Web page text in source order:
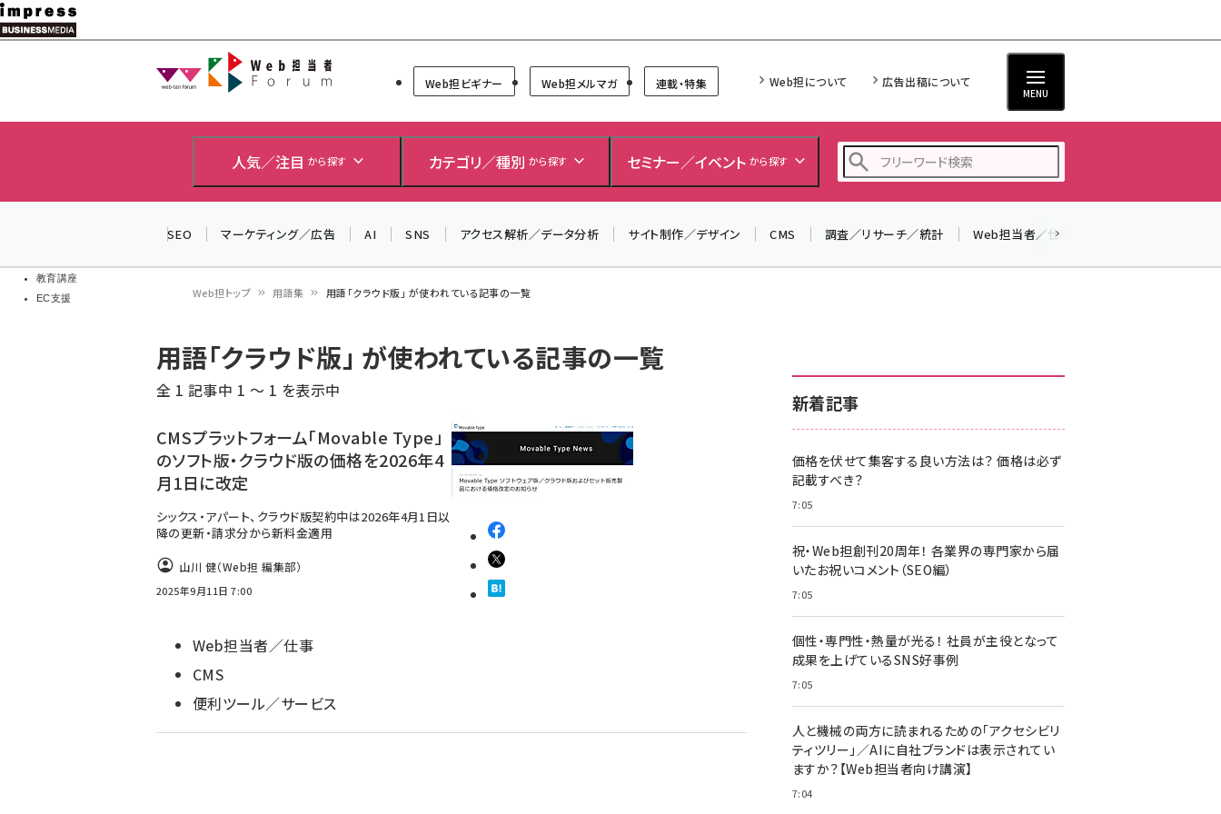
メ
イ
教育講座
EC支援
Web担当者Forum
Web担ビギナー Web担メルマガ 連載・特集 Web担について 広告出稿について
MENU
人気／注目 から探す カテゴリ／種別 から探す セミナー／イベント から探す
z世代 (1620)
meo (1274)
SEO マーケティング／広告 AI SNS アクセス解析／データ分析 サイト制作／デザイン CMS 調査／リサーチ／統計 Web担当者／仕事
ン
く
ず
Web担トップ 用語集 用語「クラウド版」 が使われている記事の一覧
用語「クラウド版」 が使われている記事の一覧
全 1 記事中 1 ～ 1 を表示中
CMSプラットフォーム「Movable Type」
のソフト版・クラウド版の価格を2026年4
月1日に改定
シックス・アパート、クラウド版契約中は2026年4月1日以
降の更新・請求分から新料金適用
山川 健（Web担 編集部）
2025年9月11日 7:00
Web担当者／仕事
CMS
便利ツール／サービス
新着記事
価格を伏せて集客する良い方法は？ 価格は必ず
記載すべき？
7:05
祝・Web担創刊20周年！ 各業界の専門家から届
いたお祝いコメント（SEO編）
7:05
個性・専門性・熱量が光る！ 社員が主役となって
成果を上げているSNS好事例
7:05
人と機械の両方に読まれるための「アクセシビリ
ティツリー」／AIに自社ブランドは表示されてい
ますか？【Web担当者向け講演】
7:04